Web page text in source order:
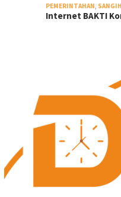
PEMERINTAHAN,
Internet BAKTI